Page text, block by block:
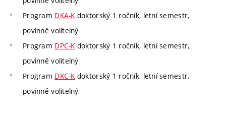
Program DKA-Kdoktorský 1 ročník, letní semestr,
povinně volitelný
Program DPC-Kdoktorský 1 ročník, letní semestr,
povinně volitelný
Program DKC-Kdoktorský 1 ročník, letní semestr,
povinně volitelný